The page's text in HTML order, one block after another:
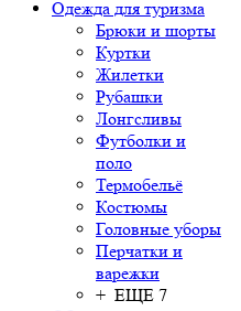
Одежда для туризма
Брюки и шорты
Куртки
Жилетки
Рубашки
Лонгсливы
Футболки и
поло
Термобельё
Костюмы
Головные уборы
Перчатки и
варежки
+ ЕЩЕ 7